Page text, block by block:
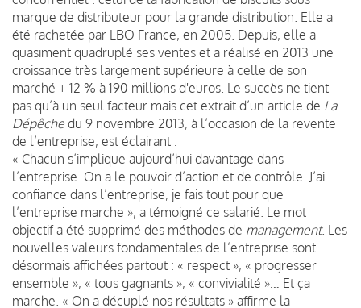
marque de distributeur pour la grande distribution. Elle a
été rachetée par LBO France, en 2005. Depuis, elle a
quasiment quadruplé ses ventes et a réalisé en 2013 une
croissance très largement supérieure à celle de son
marché + 12 % à 190 millions d'euros. Le succès ne tient
pas qu’à un seul facteur mais cet extrait d’un article de La
Dépêche du 9 novembre 2013, à l’occasion de la revente
de l’entreprise, est éclairant :
« Chacun s’implique aujourd’hui davantage dans
l’entreprise. On a le pouvoir d’action et de contrôle. J’ai
confiance dans l’entreprise, je fais tout pour que
l’entreprise marche », a témoigné ce salarié. Le mot
objectif a été supprimé des méthodes de management. Les
nouvelles valeurs fondamentales de l’entreprise sont
désormais affichées partout : « respect », « progresser
ensemble », « tous gagnants », « convivialité »… Et ça
marche. « On a décuplé nos résultats » affirme la